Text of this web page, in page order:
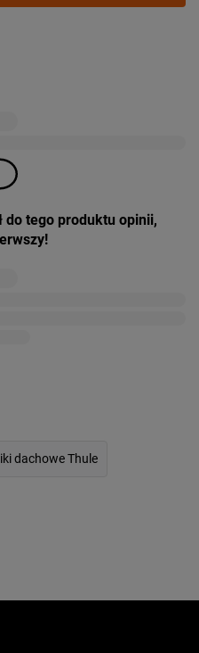
do tego produktu opinii,
dachowe Thule